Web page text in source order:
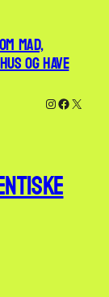
MAD,
OG HAVE
Instagram
X